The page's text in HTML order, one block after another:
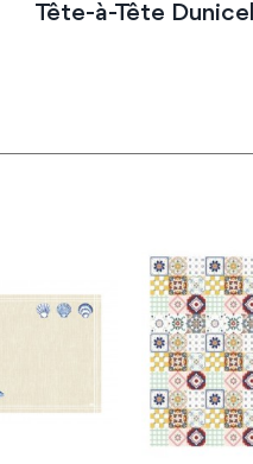
Tête-à-Tête